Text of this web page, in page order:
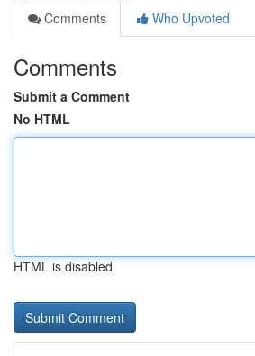
Comments
Who Upvoted
Comments
Submit a Comment
No HTML
HTML is disabled